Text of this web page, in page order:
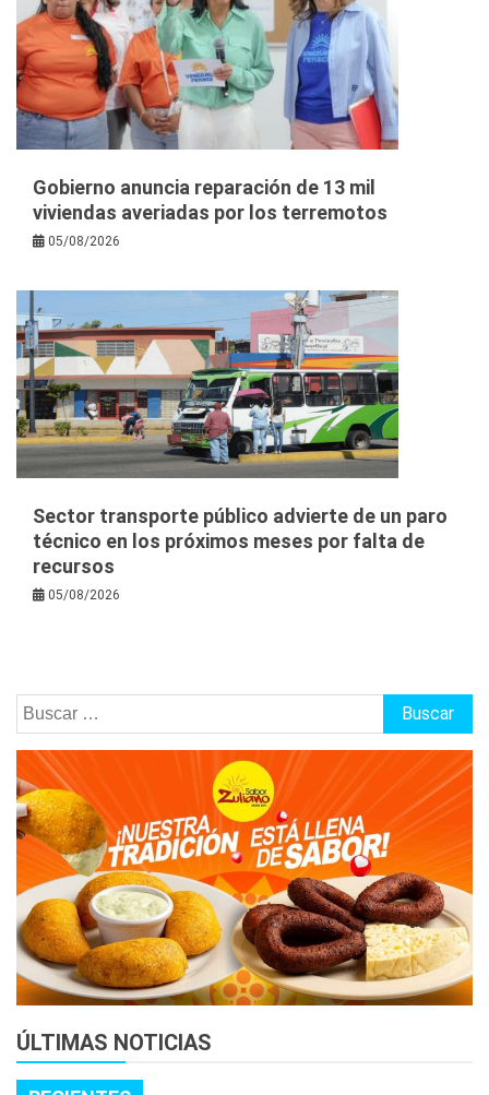
Gobierno anuncia reparación de 13 mil
viviendas averiadas por los terremotos
05/08/2026
Sector transporte público advierte de un paro
técnico en los próximos meses por falta de
recursos
05/08/2026
Buscar:
ÚLTIMAS NOTICIAS